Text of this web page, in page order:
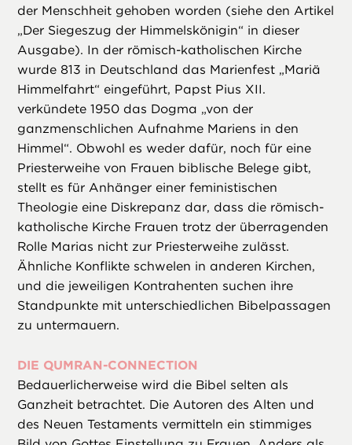
der Menschheit gehoben worden (siehe den Artikel
„Der Siegeszug der Himmelskönigin“ in dieser
Ausgabe). In der römisch-katholischen Kirche
wurde 813 in Deutschland das Marienfest „Mariä
Himmelfahrt“ eingeführt, Papst Pius XII.
verkündete 1950 das Dogma „von der
ganzmenschlichen Aufnahme Mariens in den
Himmel“. Obwohl es weder dafür, noch für eine
Priesterweihe von Frauen biblische Belege gibt,
stellt es für Anhänger einer feministischen
Theologie eine Diskrepanz dar, dass die römisch-
katholische Kirche Frauen trotz der überragenden
Rolle Marias nicht zur Priesterweihe zulässt.
Ähnliche Konflikte schwelen in anderen Kirchen,
und die jeweiligen Kontrahenten suchen ihre
Standpunkte mit unterschiedlichen Bibelpassagen
zu untermauern.
DIE QUMRAN-CONNECTION
Bedauerlicherweise wird die Bibel selten als
Ganzheit betrachtet. Die Autoren des Alten und
des Neuen Testaments vermitteln ein stimmiges